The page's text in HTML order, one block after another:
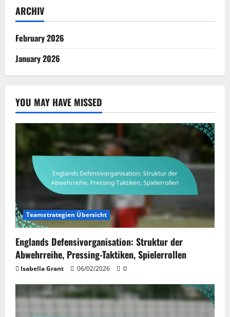
ARCHIV
February 2026
January 2026
YOU MAY HAVE MISSED
Teamstrategien Übersicht
Englands Defensivorganisation: Struktur der
Abwehrreihe, Pressing-Taktiken, Spielerrollen
Isabella Grant 06/02/2026 0